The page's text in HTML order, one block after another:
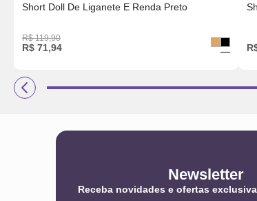
Short Doll De Liganete E Renda Preto
R$ 119,90
R$ 71,94
Newsletter
Receba novidades e ofertas